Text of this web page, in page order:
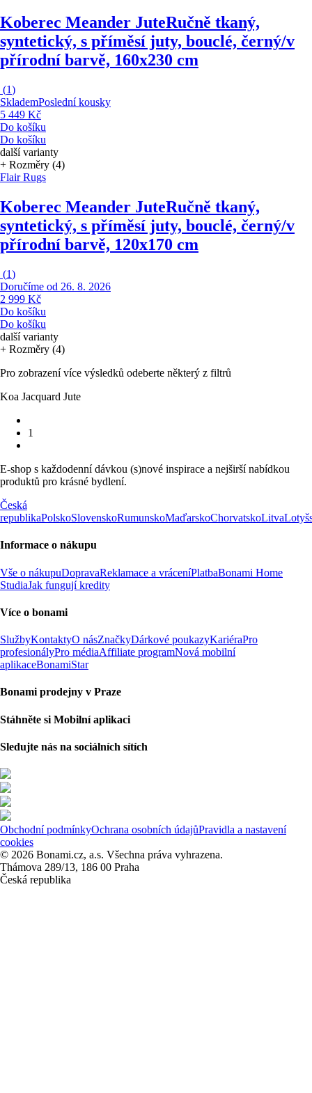
Koberec Meander JuteRučně tkaný,
syntetický, s příměsí juty, bouclé, černý/v
přírodní barvě, 160x230 cm
(1)
SklademPoslední kousky
5 449 Kč
Do košíku
Do košíku
další varianty
+ Rozměry (4)
Flair Rugs
Koberec Meander JuteRučně tkaný,
syntetický, s příměsí juty, bouclé, černý/v
přírodní barvě, 120x170 cm
(1)
Doručíme od 26. 8. 2026
2 999 Kč
Do košíku
Do košíku
další varianty
+ Rozměry (4)
Pro zobrazení více výsledků odeberte některý z filtrů
Koa Jacquard Jute
1
E-shop s každodenní dávkou (s)nové inspirace a nejširší nabídkou
produktů pro krásné bydlení.
Česká
republikaPolskoSlovenskoRumunskoMaďarskoChorvatskoLitva
Informace o nákupu
Vše o nákupuDopravaReklamace a vráceníPlatbaBonami Home
StudiaJak fungují kredity
Více o bonami
SlužbyKontaktyO násZnačkyDárkové poukazyKariéraPro
profesionályPro médiaAffiliate programNová mobilní
aplikaceBonamiStar
Bonami prodejny v Praze
Stáhněte si Mobilní aplikaci
Sledujte nás na sociálních sítích
Obchodní podmínkyOchrana osobních údajůPravidla a nastavení
cookies
© 2026 Bonami.cz, a.s. Všechna práva vyhrazena.
Thámova 289/13, 186 00 Praha
Česká republika